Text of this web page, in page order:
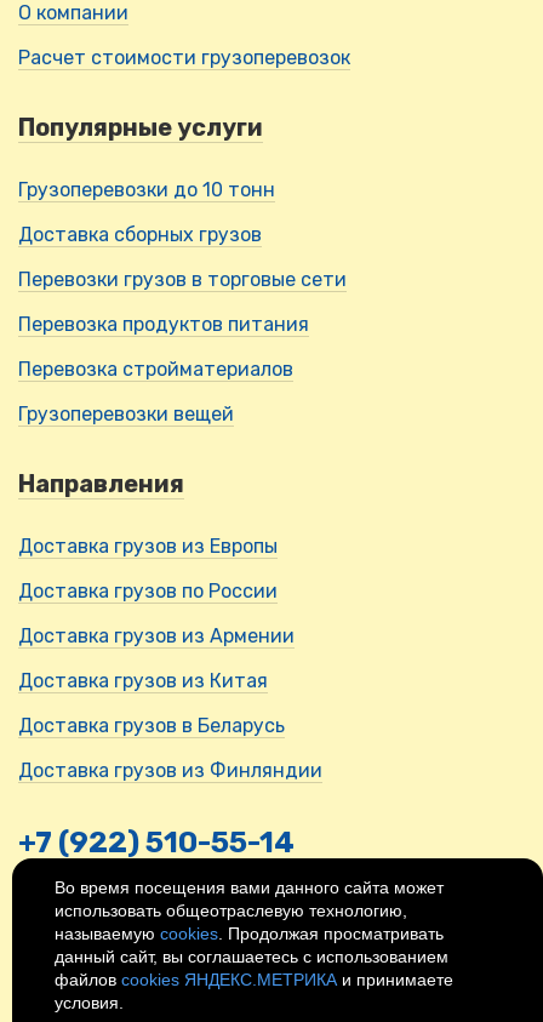
О компании
Расчет стоимости грузоперевозок
Популярные услуги
Грузоперевозки до 10 тонн
Доставка сборных грузов
Перевозки грузов в торговые сети
Перевозка продуктов питания
Перевозка стройматериалов
Грузоперевозки вещей
Направления
Доставка грузов из Европы
Доставка грузов по России
Доставка грузов из Армении
Доставка грузов из Китая
Доставка грузов в Беларусь
Доставка грузов из Финляндии
+7 (922) 510-55-14
Адрес - Россия, Нижний Новгород,
ул. Ильинская, 29
Время работы - 9:00-18:00.
© 2026Политика
конфиденциальности
Во время посещения вами данного сайта может
использовать общеотраслевую технологию,
называемую cookies . Продолжая просматривать
данный сайт, вы соглашаетесь с использованием
файлов cookies ЯНДЕКС.МЕТРИКА и принимаете
условия.